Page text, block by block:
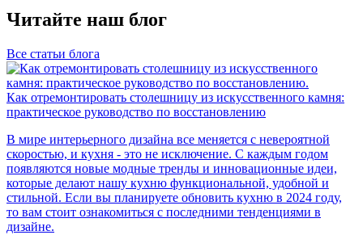
Читайте наш блог
Все статьи блога
Как отремонтировать столешницу из искусственного камня:
практическое руководство по восстановлению
В мире интерьерного дизайна все меняется с невероятной
скоростью, и кухня - это не исключение. С каждым годом
появляются новые модные тренды и инновационные идеи,
которые делают нашу кухню функциональной, удобной и
стильной. Если вы планируете обновить кухню в 2024 году,
то вам стоит ознакомиться с последними тенденциями в
дизайне.